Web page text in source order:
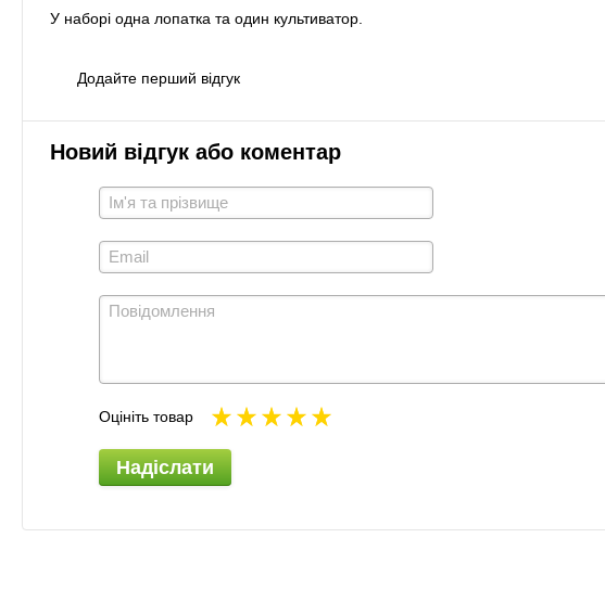
У наборі одна лопатка та один культиватор.
Додайте перший відгук
Новий відгук або коментар
Оцініть товар
Надіслати